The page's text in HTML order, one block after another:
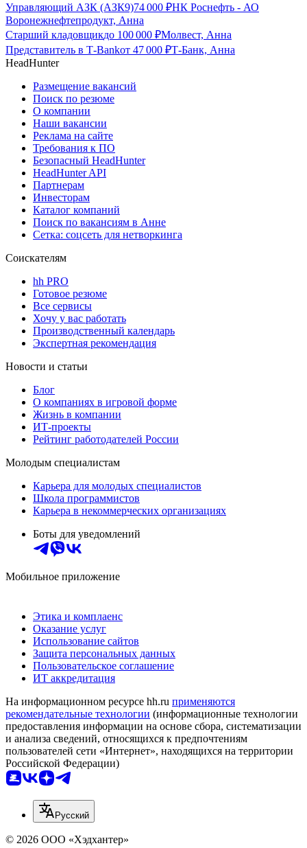
Управляющий АЗК (АЗК9)74 000 ₽НК Роснефть - АО
Воронежнефтепродукт, Анна
Старший кладовщикдо 100 000 ₽Молвест, Анна
Представитель в Т-Bankот 47 000 ₽Т-Банк, Анна
HeadHunter
Размещение вакансий
Поиск по резюме
О компании
Наши вакансии
Реклама на сайте
Требования к ПО
Безопасный HeadHunter
HeadHunter API
Партнерам
Инвесторам
Каталог компаний
Поиск по вакансиям в Анне
Сетка: соцсеть для нетворкинга
Соискателям
hh PRO
Готовое резюме
Все сервисы
Хочу у вас работать
Производственный календарь
Экспертная рекомендация
Новости и статьи
Блог
О компаниях в игровой форме
Жизнь в компании
ИТ-проекты
Рейтинг работодателей России
Молодым специалистам
Карьера для молодых специалистов
Школа программистов
Карьера в некоммерческих организациях
Боты для уведомлений
Мобильное приложение
Этика и комплаенс
Оказание услуг
Использование сайтов
Защита персональных данных
Пользовательское соглашение
ИТ аккредитация
На информационном ресурсе hh.ru применяются
рекомендательные технологии (информационные технологии
предоставления информации на основе сбора, систематизации
и анализа сведений, относящихся к предпочтениям
пользователей сети «Интернет», находящихся на территории
Российской Федерации)
Русский
© 2026 ООО «Хэдхантер»